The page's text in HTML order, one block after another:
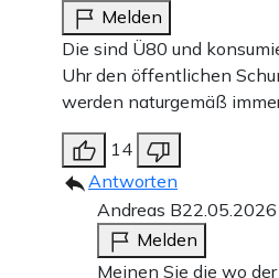
Melden
Die sind Ü80 und
Uhr den öffentlichen
werden naturgemäß
14
Antworten
Andreas B
Melden
Meinen Sie die wo